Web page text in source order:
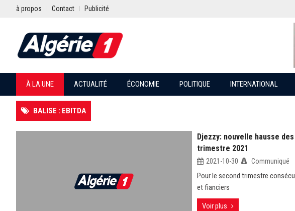
à propos Contact Publicité
À LA UNE ACTUALITÉ ÉCONOMIE POLITIQUE INTERNATIONAL
BALISE : EBITDA
Djezzy: nouvelle hausse
trimestre 2021
2021-10-30 Communiqué
Pour le second trimestre
et fianciers
Voir plus